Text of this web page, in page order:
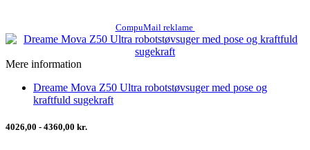
CompuMail reklame
Mere information
Dreame Mova Z50 Ultra robotstøvsuger med pose og
kraftfuld sugekraft
4026,00 - 4360,00 kr.